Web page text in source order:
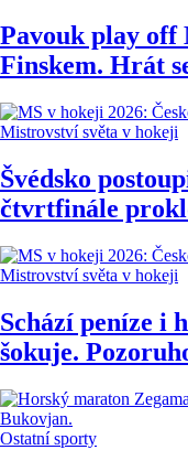
Pavouk play off
Finskem. Hrát
Mistrovství světa v hokeji
Švédsko
čtvrtfinále
Mistrovství světa v hokeji
Schází peníze i
šokuje.
Ostatní sporty